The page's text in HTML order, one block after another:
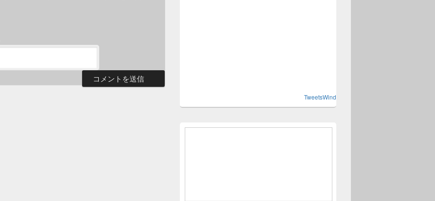
TweetsWind